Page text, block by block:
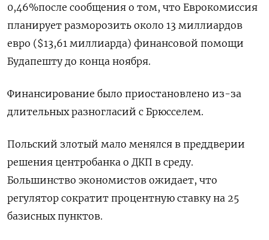
0,46%после сообщения о том, что Еврокомиссия
планирует разморозить около 13 миллиардов
евро ($13,61 миллиарда) финансовой помощи
Будапешту до конца ноября.
Финансирование было приостановлено из-за
длительных разногласий с Брюсселем.
Польский злотый мало менялся в преддверии
решения центробанка о ДКП в среду.
Большинство экономистов ожидает, что
регулятор сократит процентную ставку на 25
базисных пунктов.